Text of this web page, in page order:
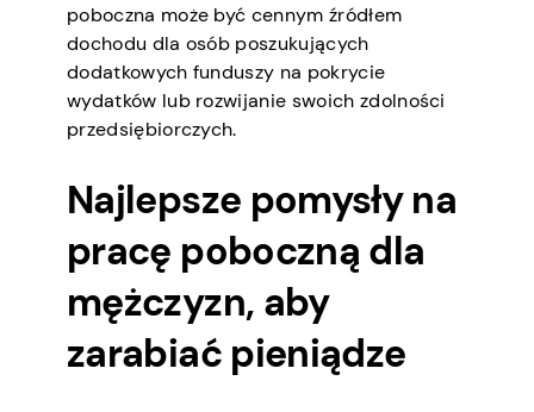
poboczna może być cennym źródłem
dochodu dla osób poszukujących
dodatkowych funduszy na pokrycie
wydatków lub rozwijanie swoich zdolności
przedsiębiorczych.
Najlepsze pomysły na
pracę poboczną dla
mężczyzn, aby
zarabiać pieniądze